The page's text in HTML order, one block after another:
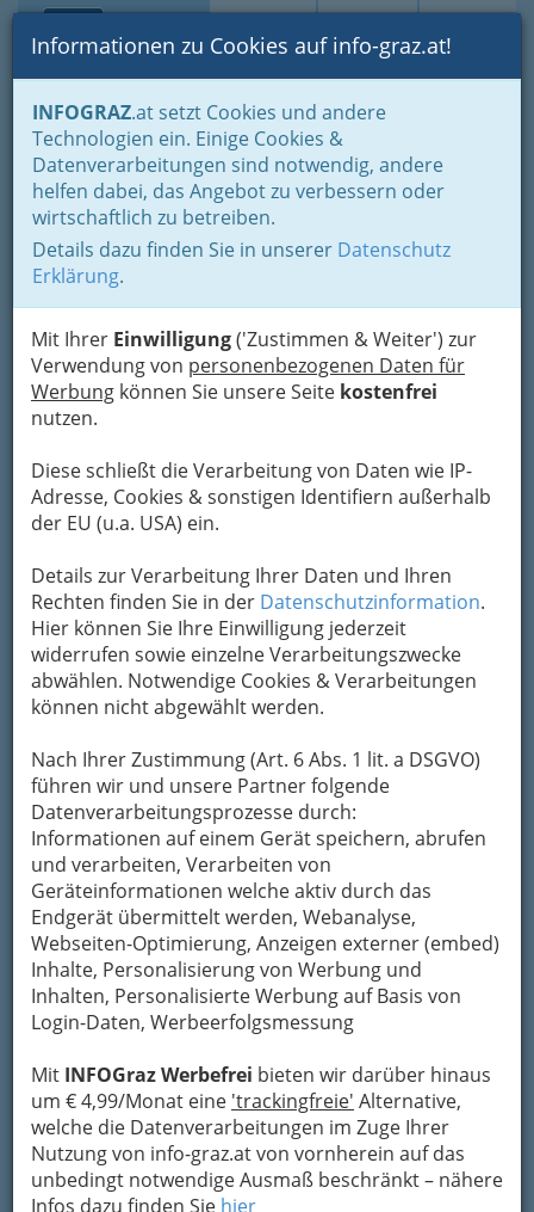
Suche Login Toggle
Informationen zu Cookies auf info-graz.at!
INFOGRAZ.at setzt Cookies und andere
Technologien ein. Einige Cookies &
Datenverarbeitungen sind notwendig, andere
helfen dabei, das Angebot zu verbessern oder
wirtschaftlich zu betreiben.
Details dazu finden Sie in unserer Datenschutz
Erklärung.
Mit Ihrer Einwilligung('Zustimmen & Weiter') zur
Verwendung von personenbezogenen Daten für
Werbung können Sie unsere Seite kostenfrei
nutzen.
Diese schließt die Verarbeitung von Daten wie IP-
Adresse, Cookies & sonstigen Identifiern außerhalb
der EU (u.a. USA) ein.
Details zur Verarbeitung Ihrer Daten und Ihren
Rechten finden Sie in der Datenschutzinformation.
Hier können Sie Ihre Einwilligung jederzeit
widerrufen sowie einzelne Verarbeitungszwecke
abwählen. Notwendige Cookies & Verarbeitungen
können nicht abgewählt werden.
Nach Ihrer Zustimmung (Art. 6 Abs. 1 lit. a DSGVO)
führen wir und unsere Partner folgende
Datenverarbeitungsprozesse durch:
Informationen auf einem Gerät speichern, abrufen
und verarbeiten, Verarbeiten von
Geräteinformationen welche aktiv durch das
Endgerät übermittelt werden, Webanalyse,
Webseiten-Optimierung, Anzeigen externer (embed)
Inhalte, Personalisierung von Werbung und
Inhalten, Personalisierte Werbung auf Basis von
Login-Daten, Werbeerfolgsmessung
Mit INFOGraz Werbefrei bieten wir darüber hinaus
um € 4,99/Monat eine 'trackingfreie' Alternative,
welche die Datenverarbeitungen im Zuge Ihrer
Nutzung von info-graz.at von vornherein auf das
unbedingt notwendige Ausmaß beschränkt – nähere
Infos dazu finden Sie hier
Home Branchen Kultur Kulturelle Zentren
Andritz Hl. Familie
Haberlandtweg 17, 8045 Graz
+43 316 692 588
Karte
Adresse mit Google Maps anschauen
Navigation
Bibliotheken
Galerien in Graz - Grazer Kulturstätten
Grazer Bühnen